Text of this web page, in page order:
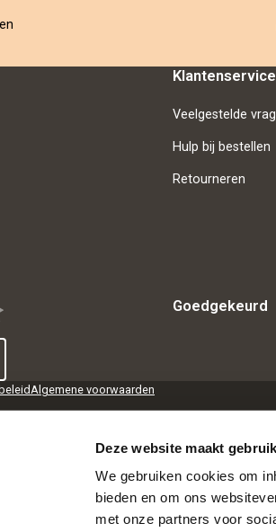
Deze website maakt
We gebruiken cookies om
bieden en om ons
met onze partners voor
Klantenservice
Veelgestelde
Hulp bij bestellen
Retourneren
Goedgekeurd
Algemene voorwaarden